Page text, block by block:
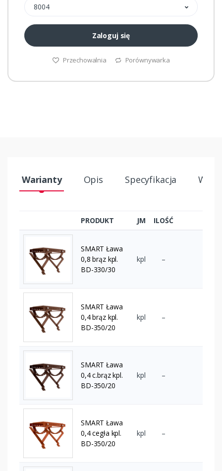
8004
Zaloguj się
Przechowalnia Porównywarka
Warianty Opis Specyfikacja
PRODUKT JM ILOŚĆ
SMART Ława
0,8 brąz kpl.
BD-330/30
kpl –
SMART Ława
0,4 brąz kpl.
BD-350/20
kpl –
SMART Ława
0,4 c.brąz kpl.
BD-350/20
kpl –
SMART Ława
0,4 cegła kpl.
BD-350/20
kpl –